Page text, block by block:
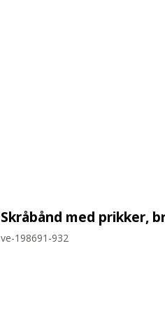
Skråbånd med prikker,
ve-198691-932